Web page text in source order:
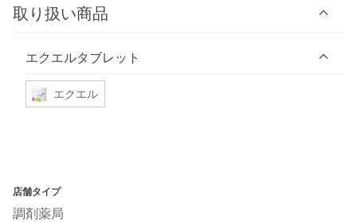
取り扱い商品
エクエルタブレット
エクエル
店舗タイプ
調剤薬局